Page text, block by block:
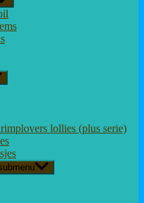
lollies (plus serie)